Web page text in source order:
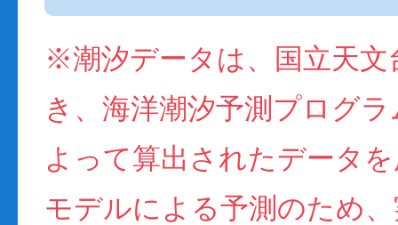
※潮汐データは、国立天文
き、海洋潮汐予測プログ
よって算出されたデータ
モデルによる予測のため